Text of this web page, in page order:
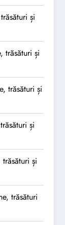
și
trăsături și
trăsături și
și
și
trăsături